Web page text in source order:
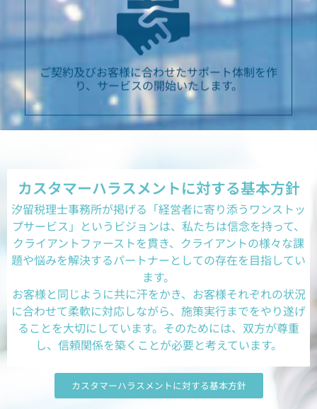
ご契約及びお客様に合わせたサポート体制を作
り、サービスの開始いたします。
カスタマーハラスメントに対する基本方針
汐留税理士事務所が掲げる「経営者に寄り添うワンストッ
プサービス」というビジョンは、私たちは信念を持って、
クライアントファーストを貫き、クライアントの様々な課
題や悩みを解決するパートナーとしての存在を目指してい
ます。
お客様と同じように共に汗をかき、お客様それぞれの状況
に合わせて柔軟に対応しながら、施策実行までをやり遂げ
ることを大切にしています。そのためには、双方が尊重
し、信頼関係を築くことが必要と考えています。
カスタマーハラスメントに対する基本方針